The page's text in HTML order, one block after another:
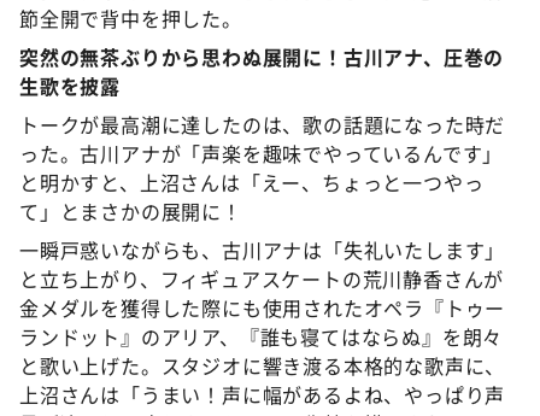
節全開で背中を押した。
突然の無茶ぶりから思わぬ展開に！古川アナ、圧巻の
生歌を披露
トークが最高潮に達したのは、歌の話題になった時だ
った。古川アナが「声楽を趣味でやっているんです」
と明かすと、上沼さんは「えー、ちょっと一つやっ
て」とまさかの展開に！
一瞬戸惑いながらも、古川アナは「失礼いたします」
と立ち上がり、フィギュアスケートの荒川静香さんが
金メダルを獲得した際にも使用されたオペラ『トゥー
ランドット』のアリア、『誰も寝てはならぬ』を朗々
と歌い上げた。スタジオに響き渡る本格的な歌声に、
上沼さんは「うまい！声に幅があるよね、やっぱり声